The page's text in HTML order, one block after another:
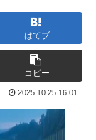
になって...
」
エピソードと...
いんか
審判らに不...
はてブ
コピー
2025.10.25 16:01